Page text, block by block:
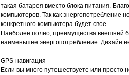
такая батарея вместо блока питания.
компьютеров. Так как энергопотребление
конкретного компьютера будет свое.
Наиболее полно, преимущества внешней
наименьшее энергопотребление. Дизайн
GPS-навигация
Если вы много путешествуете или просто